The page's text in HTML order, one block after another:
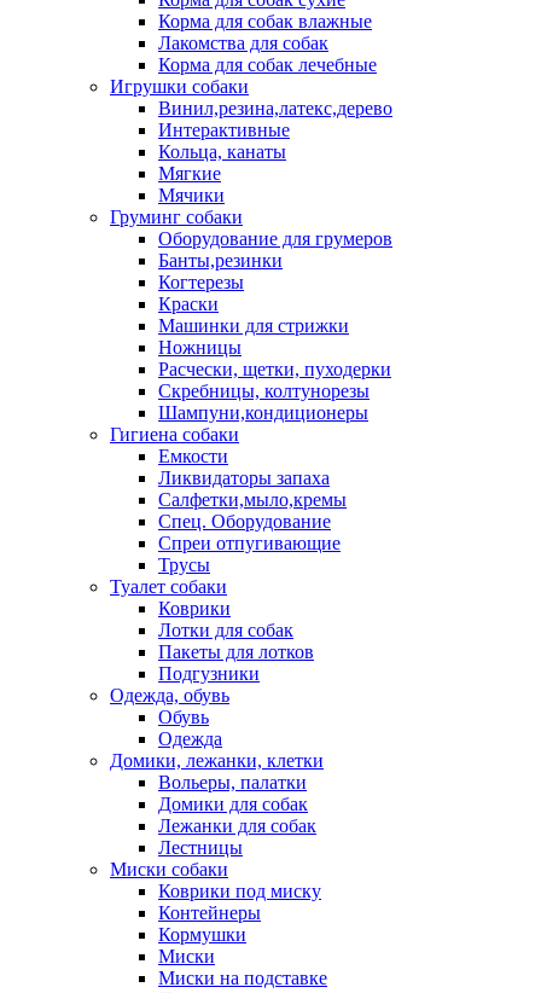
Корма для собак влажные
Лакомства для собак
Корма для собак лечебные
Игрушки собаки
Винил,резина,латекс,дерево
Интерактивные
Кольца, канаты
Мягкие
Мячики
Груминг собаки
Оборудование для грумеров
Банты,резинки
Когтерезы
Краски
Машинки для стрижки
Ножницы
Расчески, щетки, пуходерки
Скребницы, колтунорезы
Шампуни,кондиционеры
Гигиена собаки
Емкости
Ликвидаторы запаха
Салфетки,мыло,кремы
Спец. Оборудование
Спреи отпугивающие
Трусы
Туалет собаки
Коврики
Лотки для собак
Пакеты для лотков
Подгузники
Одежда, обувь
Обувь
Одежда
Домики, лежанки, клетки
Вольеры, палатки
Домики для собак
Лежанки для собак
Лестницы
Миски собаки
Коврики под миску
Контейнеры
Кормушки
Миски
Миски на подставке